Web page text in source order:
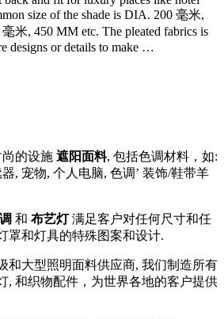
size of the shade is DIA. 200 毫米,
米, 450 MM etc. The pleated fabrics is
designs or details to make …
的设施 遮阳面料, 包括色调材料，如:
, 宠物, 个人电脑, 色调’ 装饰/鞋带羊
和 布艺灯满足客户对任何尺寸和任
罩和灯具的特殊图案和设计.
和大型照明面料供应商, 我们制造所有
, 和织物配件，为世界各地的客户提供